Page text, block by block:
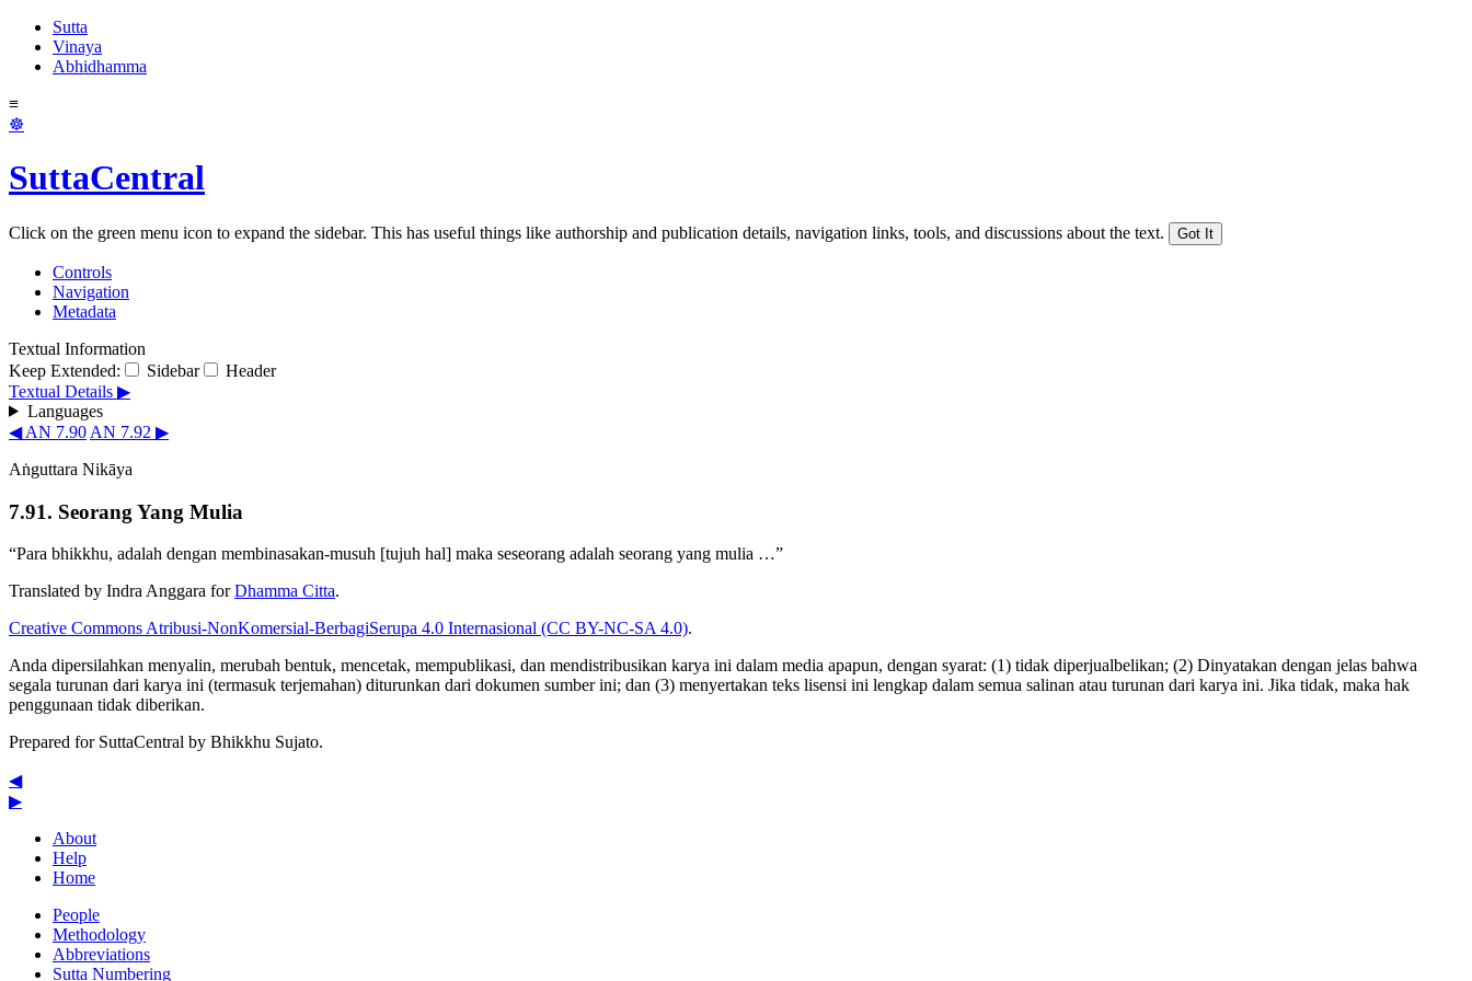
Sutta
Vinaya
Abhidhamma
≡
☸
SuttaCentral
Click on the green menu icon to expand the sidebar. This has useful things like authorship and publication details, navigation links, tools, and discussions about the text. Got It
Controls
Navigation
Metadata
Textual Information
Keep Extended:
Sidebar
Header
Textual Details ▶
Languages
◀ AN 7.90 AN 7.92 ▶
Aṅguttara Nikāya
7.91. Seorang Yang Mulia
“Para bhikkhu, adalah dengan membinasakan-musuh [tujuh hal] maka seseorang adalah seorang yang mulia …”
Translated by Indra Anggara forDhamma Citta.
Creative Commons Atribusi-NonKomersial-BerbagiSerupa 4.0 Internasional (CC BY-NC-SA 4.0).
Anda dipersilahkan menyalin, merubah bentuk, mencetak, mempublikasi, dan mendistribusikan karya ini dalam media apapun, dengan syarat: (1) tidak diperjualbelikan; (2) Dinyatakan dengan jelas bahwa
segala turunan dari karya ini (termasuk terjemahan) diturunkan dari dokumen sumber ini; dan (3) menyertakan teks lisensi ini lengkap dalam semua salinan atau turunan dari karya ini. Jika tidak, maka hak
penggunaan tidak diberikan.
Prepared for SuttaCentral by Bhikkhu Sujato.
◀
▶
About
Help
Home
People
Methodology
Abbreviations
Sutta Numbering